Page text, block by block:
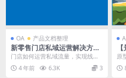
OA 产品文档整理
新零售门店私域运营解决方案
（附PDF下载）
门店如何运营私域流量，实现线上
线下一体化 仅展示部分截图，更多
下载后可见 &nb...
4 年前 6.3K 3
原
微
议